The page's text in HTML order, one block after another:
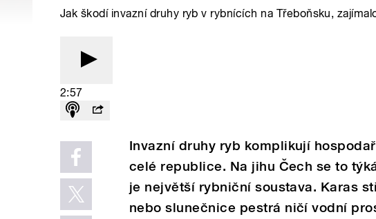
Jak škodí invazní druhy ryb v rybnících na Třeboňsku,
2:57
Invazní druhy ryb komplikují
celé republice. Na jihu Čech se to
je největší rybniční soustava. Karas
nebo slunečnice pestrá ničí vodní